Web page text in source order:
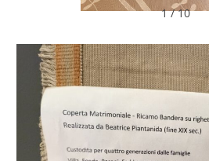
1 / 10